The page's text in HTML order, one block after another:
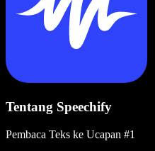
Tentang Speechify
Pembaca Teks ke Ucapan #1